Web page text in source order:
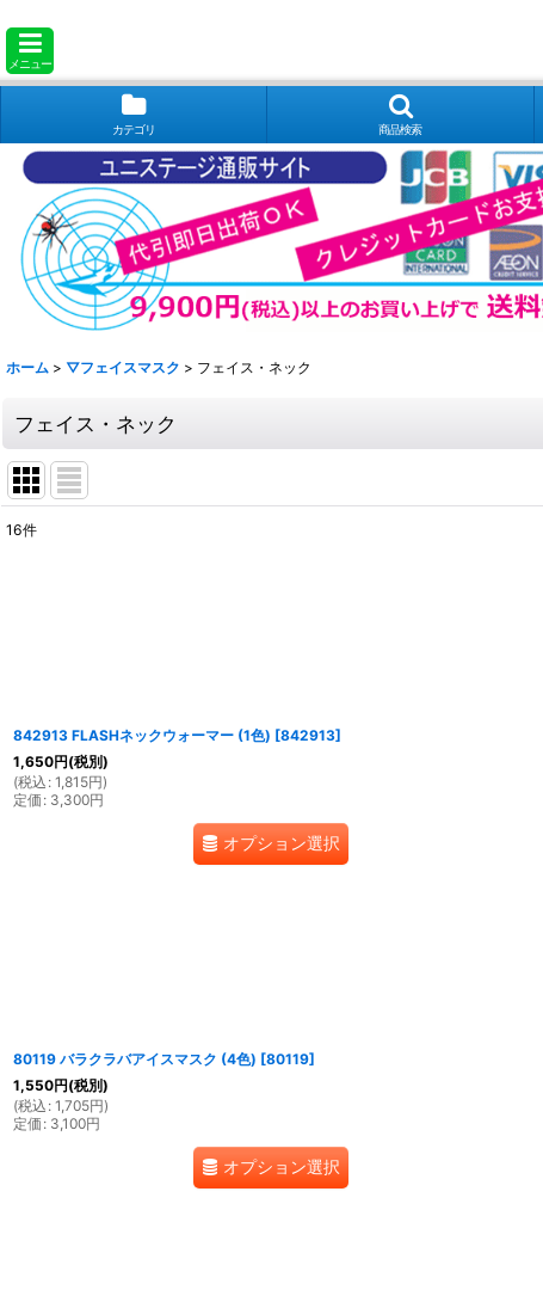
メニュー
カテゴリ 商品検索
ホーム > ▽フェイスマスク > フェイス・ネック
フェイス・ネック
16件
842913 FLASHネックウォーマー (1色) [842913]
1,650円(税別)
(税込 : 1,815円)
定価 : 3,300円
オプション選択
80119 バラクラバアイスマスク (4色) [80119]
1,550円(税別)
(税込 : 1,705円)
定価 : 3,100円
オプション選択